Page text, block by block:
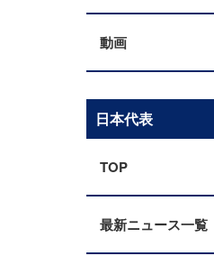
動画
日本代表
TOP
最新ニュース一覧